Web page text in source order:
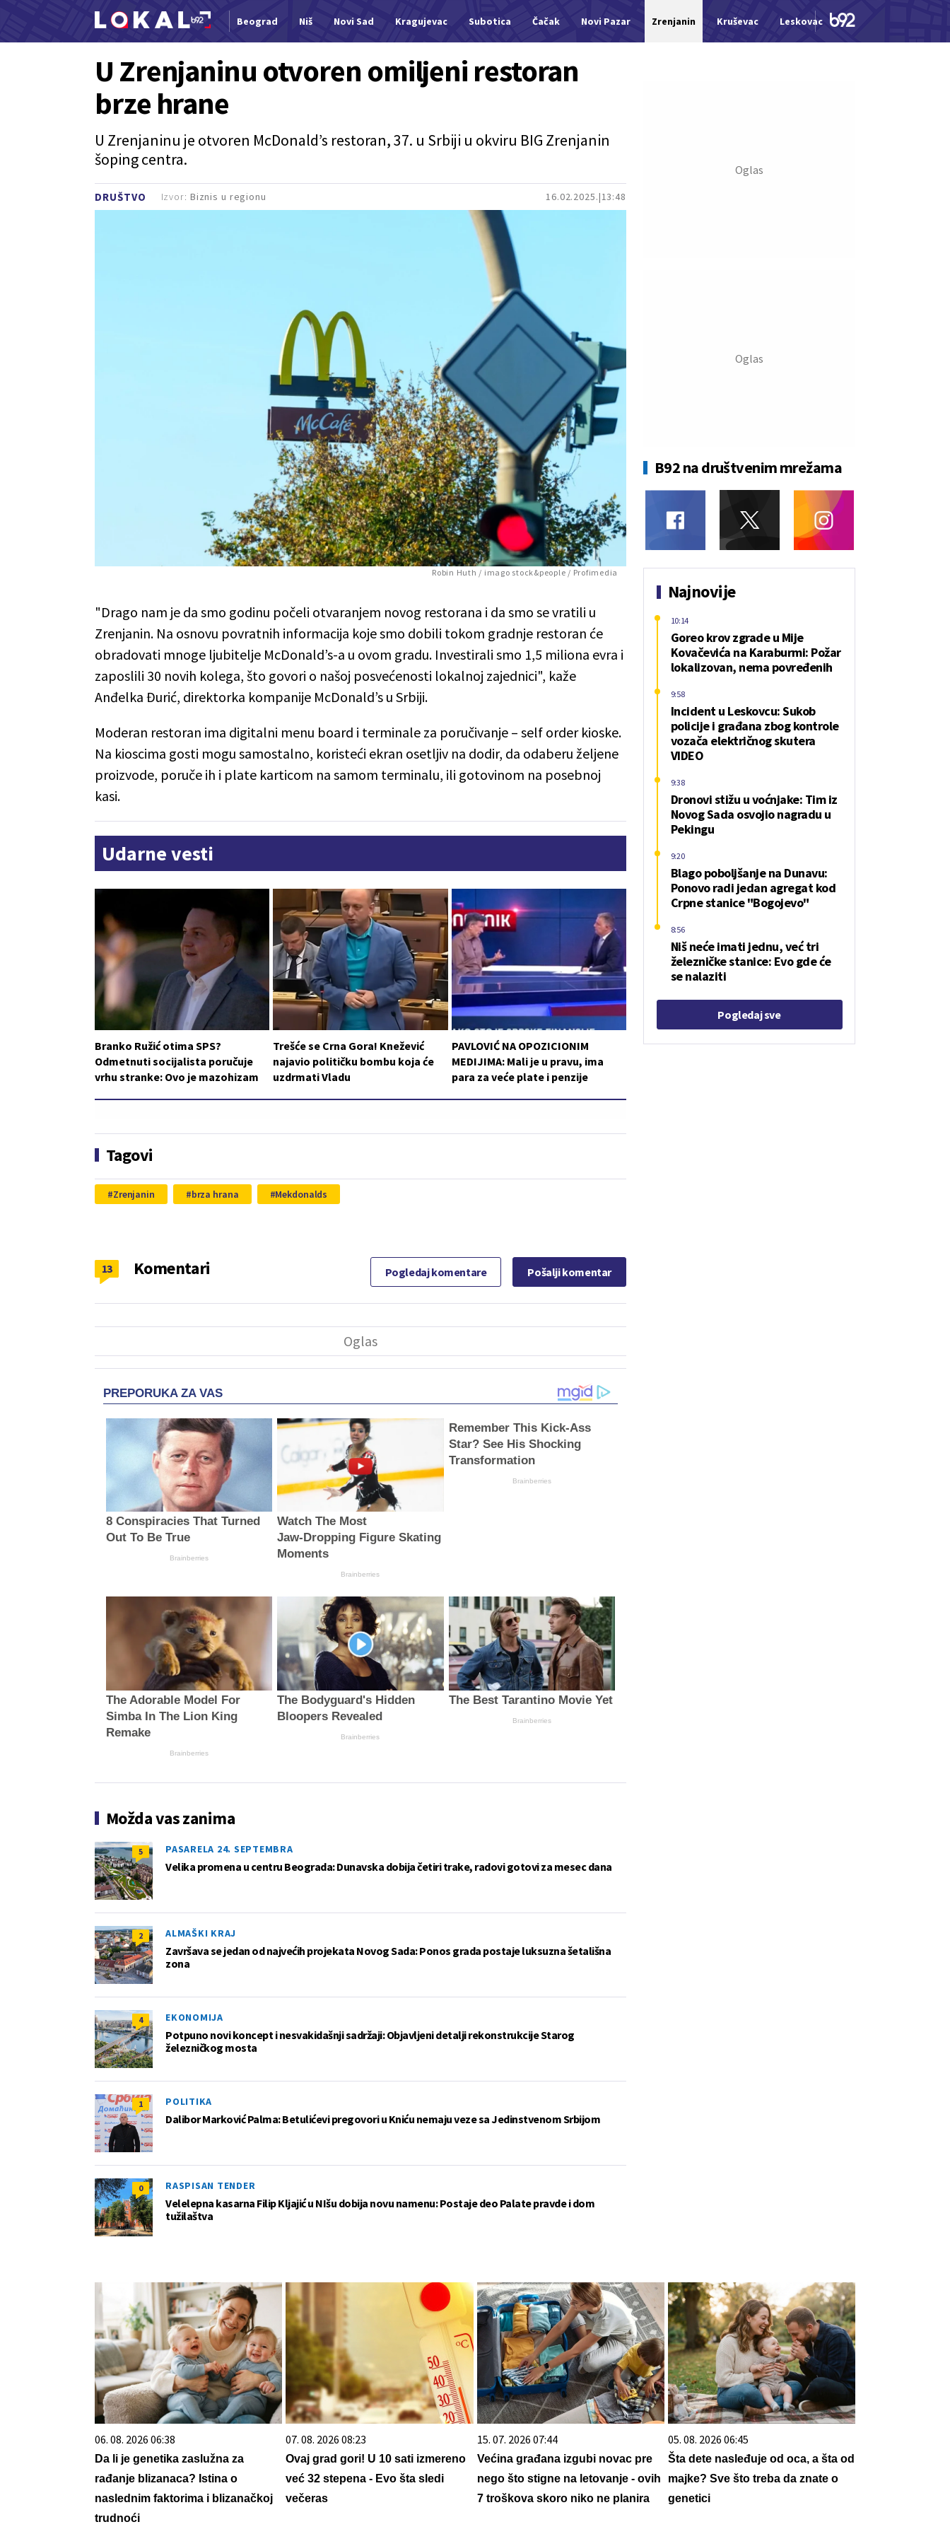
Beograd Niš Novi Sad Kragujevac Subotica Čačak Novi Pazar Zrenjanin Kruševac Leskovac Jagodina
DRUŠTVO 16.02.2025. 13:48
U Zrenjaninu otvoren omiljeni restoran
brze hrane
U Zrenjaninu je otvoren McDonald’s restoran, 37. u Srbiji u okviru BIG Zrenjanin
šoping centra.
Izvor: Biznis u regionu
Robin Huth / imago stock&people / Profimedia
"Drago nam je da smo godinu počeli otvaranjem novog restorana i da smo se vratili u
Zrenjanin. Na osnovu povratnih informacija koje smo dobili tokom gradnje restoran će
obradovati mnoge ljubitelje McDonald’s-a u ovom gradu. Investirali smo 1,5 miliona evra i
zaposlili 30 novih kolega, što govori o našoj posvećenosti lokalnoj zajednici", kaže
Anđelka Đurić, direktorka kompanije McDonald’s u Srbiji.
Moderan restoran ima digitalni menu board i terminale za poručivanje – self order kioske.
Na kioscima gosti mogu samostalno, koristeći ekran osetljiv na dodir, da odaberu željene
proizvode, poruče ih i plate karticom na samom terminalu, ili gotovinom na posebnoj
kasi.
Udarne vesti
Branko Ružić otima SPS?
Odmetnuti socijalista poručuje
vrhu stranke: Ovo je mazohizam
Trešće se Crna Gora! Knežević
najavio političku bombu koja će
uzdrmati Vladu
PAVLOVIĆ NA OPOZICIONIM
MEDIJIMA: Mali je u pravu, ima
para za veće plate i penzije
Tagovi
Zrenjanin brza hrana Mekdonalds
Komentari
13 Pogledaj komentare Pošalji komentar
PREPORUKA ZA VAS
8 Conspiracies That Turned
Out To Be True
Brainberries
Watch The Most
Jaw‑Dropping Figure Skating
Moments
Brainberries
Remember This Kick-Ass
Star? See His Shocking
Transformation
Brainberries
The Adorable Model For
Simba In The Lion King
Remake
Brainberries
The Bodyguard's Hidden
Bloopers Revealed
Brainberries
The Best Tarantino Movie Yet
Brainberries
Možda vas zanima
5 PASARELA 24. SEPTEMBRA
Velika promena u centru Beograda: Dunavska dobija četiri trake, radovi gotovi za mesec dana
2 ALMAŠKI KRAJ
Završava se jedan od najvećih projekata Novog Sada: Ponos grada postaje luksuzna šetališna
zona
4 EKONOMIJA
Potpuno novi koncept i nesvakidašnji sadržaji: Objavljeni detalji rekonstrukcije Starog
železničkog mosta
1 POLITIKA
Dalibor Marković Palma: Betulićevi pregovori u Kniću nemaju veze sa Jedinstvenom Srbijom
0 RASPISAN TENDER
Velelepna kasarna Filip Kljajić u NIšu dobija novu namenu: Postaje deo Palate pravde i dom
tužilaštva
B92 na društvenim mrežama
Najnovije
Goreo krov zgrade u Mije
Kovačevića na Karaburmi: Požar
lokalizovan, nema povređenih
10:14
Incident u Leskovcu: Sukob
policije i građana zbog kontrole
vozača električnog skutera
VIDEO
9:58
Dronovi stižu u voćnjake: Tim iz
Novog Sada osvojio nagradu u
Pekingu
9:38
Blago poboljšanje na Dunavu:
Ponovo radi jedan agregat kod
Crpne stanice "Bogojevo"
9:20
Niš neće imati jednu, već tri
železničke stanice: Evo gde će
se nalaziti
8:56
Pogledaj sve
06. 08. 2026 06:38
Da li je genetika zaslužna za
rađanje blizanaca? Istina o
naslednim faktorima i blizanačkoj
trudnoći
07. 08. 2026 08:23
Ovaj grad gori! U 10 sati izmereno
već 32 stepena - Evo šta sledi
večeras
15. 07. 2026 07:44
Većina građana izgubi novac pre
nego što stigne na letovanje - ovih
7 troškova skoro niko ne planira
05. 08. 2026 06:45
Šta dete nasleđuje od oca, a šta od
majke? Sve što treba da znate o
genetici